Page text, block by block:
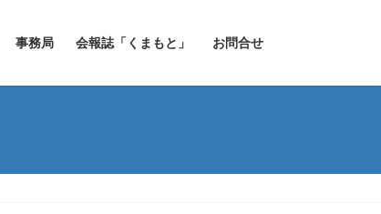
事務局 会報誌「くまもと」 お問合せ